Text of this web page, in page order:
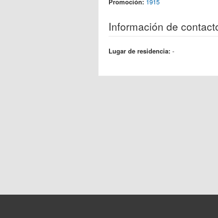
Información de
Lugar de residencia: -